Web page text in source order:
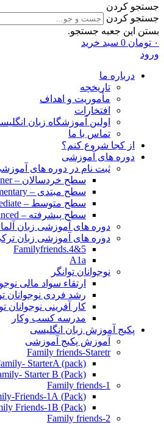
جستجو کردن
جستجو کردن
بستن این جعبه جستجو.
۰ تومان 0 سبد خرید
ورود
درباره ما
تاریخچه
مأموریت و اهداف
افتخارات
اولین آموزشگاه زبان
تماس با ما
از کجا شروع کنم؟
دوره های آموزشی
ثبت نام در دوره های
سطح خردسالان – Beginner
سطح مبتدی – Elementary
سطح متوسط – Intermediate
سطح پیشرفته – Advanced
دوره های آموزشی زبان
دوره های آموزشی زبان
Familyfriends.4&5
A1a
نوجوانان توانگر
ارتقاء سواد مالی
رشد فردی نوجوانان
کار آفرینی نوجوانان
مدرسه کسب وکار
پکیج آموزش زبان انگلیسی
آموزش پکیج آموزشی
Family friends-Staretr
StarterA (pack)
Starter B (Pack)
Family friends-1
(Pack) Family-Friends-1A
(Pack) Family Friends-1B
Family friends-2